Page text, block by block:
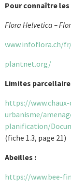
Pour connaître
Flora Helvetica –
www.infoflora.ch/
plantnet.org/
Limites
https://
urbanisme/
planification/
(fiche 1.3, page 21)
Abeilles :
https://www.bee-